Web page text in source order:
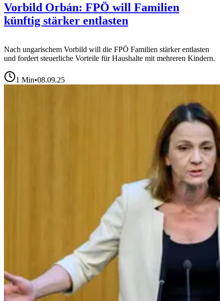
Vorbild Orbán: FPÖ will Familien
künftig stärker entlasten
Nach ungarischem Vorbild will die FPÖ Familien stärker entlasten
und fordert steuerliche Vorteile für Haushalte mit mehreren Kindern.
1 Min•08.09.25